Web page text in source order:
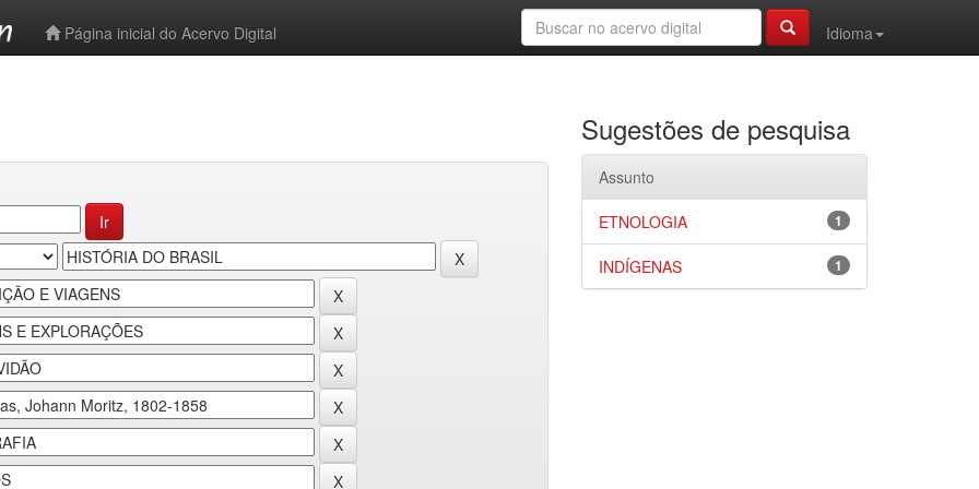
Página inicial do Acervo Digital
Idioma
Sugestões de pesquisa
Assunto
1
ETNOLOGIA
1
INDÍGENAS